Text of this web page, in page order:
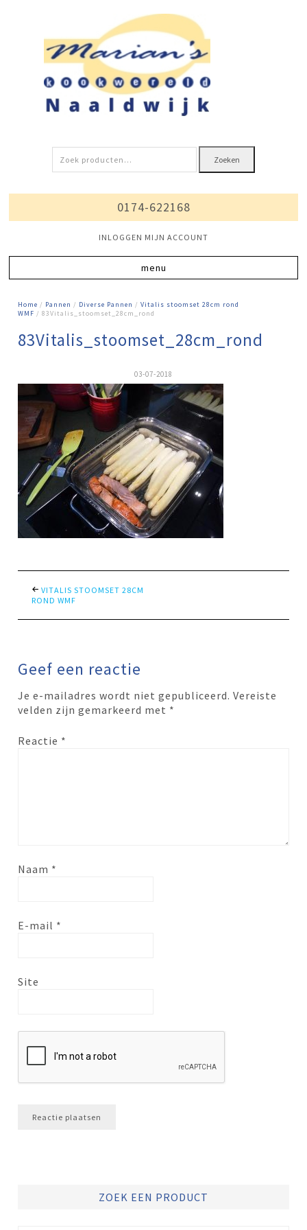
Zoeken
naar:
Zoeken
0174-622168
INLOGGEN MIJN ACCOUNT
Home / Pannen / Diverse Pannen /Vitalis stoomset 28cm rond
WMF / 83Vitalis_stoomset_28cm_rond
83Vitalis_stoomset_28cm_rond
03-07-2018
VITALIS STOOMSET 28CM
ROND WMF
Geef een reactie
Je e-mailadres wordt niet gepubliceerd. Vereiste
velden zijn gemarkeerd met *
Reactie *
Naam *
E-mail *
Site
ZOEK EEN PRODUCT